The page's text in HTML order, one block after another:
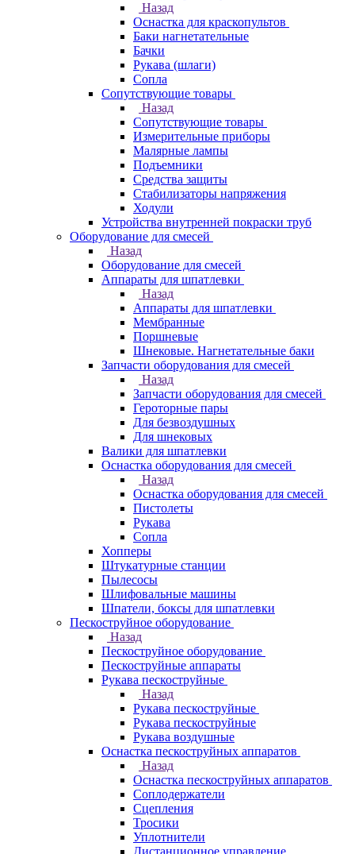
Назад
Оснастка для краскопультов
Баки нагнетательные
Бачки
Рукава (шлаги)
Сопла
Сопутствующие товары
Назад
Сопутствующие товары
Измерительные приборы
Малярные лампы
Подъемники
Средства защиты
Стабилизаторы напряжения
Ходули
Устройства внутренней покраски труб
Оборудование для смесей
Назад
Оборудование для смесей
Аппараты для шпатлевки
Назад
Аппараты для шпатлевки
Мембранные
Поршневые
Шнековые. Нагнетательные баки
Запчасти оборудования для смесей
Назад
Запчасти оборудования для смесей
Героторные пары
Для безвоздушных
Для шнековых
Валики для шпатлевки
Оснастка оборудования для смесей
Назад
Оснастка оборудования для смесей
Пистолеты
Рукава
Сопла
Хопперы
Штукатурные станции
Пылесосы
Шлифовальные машины
Шпатели, боксы для шпатлевки
Пескоструйное оборудование
Назад
Пескоструйное оборудование
Пескоструйные аппараты
Рукава пескоструйные
Назад
Рукава пескоструйные
Рукава пескоструйные
Рукава воздушные
Оснастка пескоструйных аппаратов
Назад
Оснастка пескоструйных аппаратов
Соплодержатели
Сцепления
Тросики
Уплотнители
Дистанционное управление